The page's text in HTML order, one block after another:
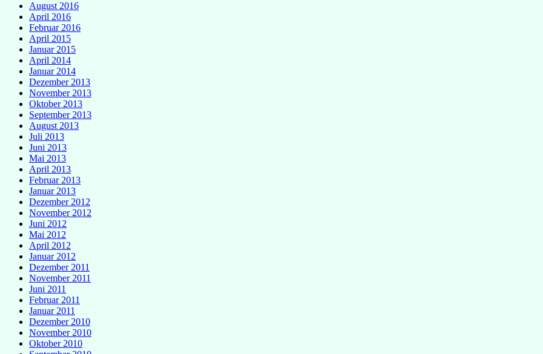
August 2016
April 2016
Februar 2016
April 2015
Januar 2015
April 2014
Januar 2014
Dezember 2013
November 2013
Oktober 2013
September 2013
August 2013
Juli 2013
Juni 2013
Mai 2013
April 2013
Februar 2013
Januar 2013
Dezember 2012
November 2012
Juni 2012
Mai 2012
April 2012
Januar 2012
Dezember 2011
November 2011
Juni 2011
Februar 2011
Januar 2011
Dezember 2010
November 2010
Oktober 2010